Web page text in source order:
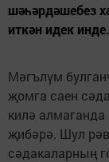
шәһәрдәшебез
иткән идек инде.
Мәгълүм
җомга саен
килә
җибәрә. Шул
сәдакаларның